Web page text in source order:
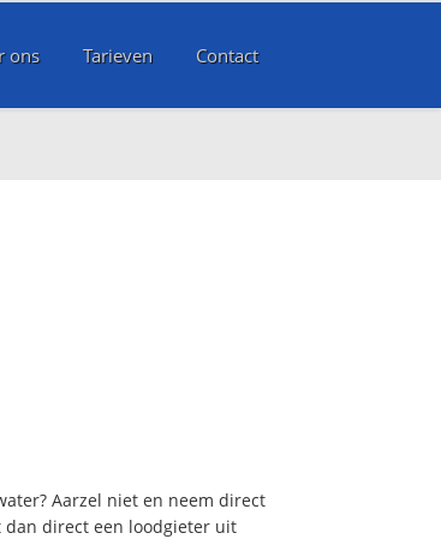
ons Tarieven Contact
Aarzel niet en neem direct
dan direct een loodgieter uit